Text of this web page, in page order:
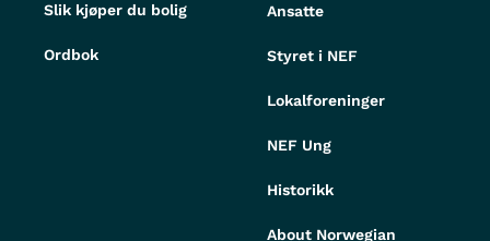
Slik kjøper du bolig
Ordbok
Ansatte
Styret i NEF
Lokalforeninger
NEF Ung
Historikk
About Norwegian